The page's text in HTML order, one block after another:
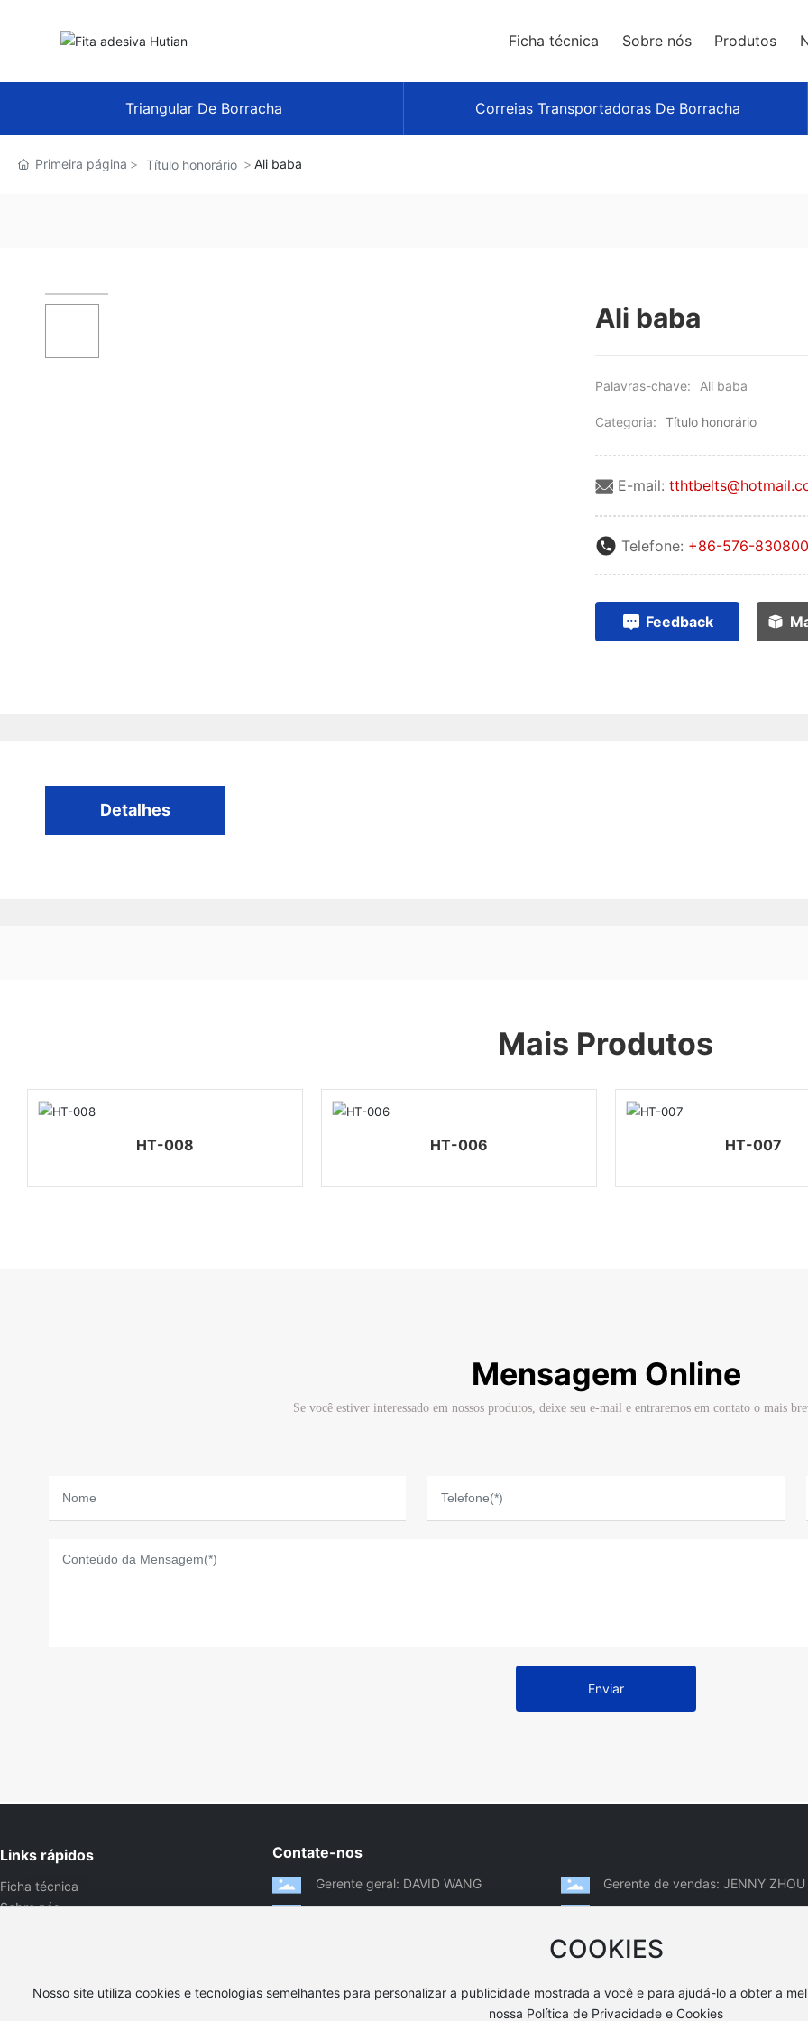
Ficha técnica Sobre nós Produtos
Triangular De Borracha Correias Transportadoras De Borracha
Primeira página Título honorário Ali baba
Ali baba
Palavras-chave: Ali baba
Categoria: Título honorário
E-mail:
Telefone: +86-576-
Feedback
Detalhes
Mais Produtos
HT-008 HT-006 HT-007
Mensagem Online
Se você estiver interessado em nossos produtos, deixe seu e-mail e entraremos em contato o mais
Enviar
Links rápidos
Ficha técnica
Sobre nós
Contate-nos
Gerente geral: DAVID WANG
Tel: 0086-576-83080001
Gerente de vendas: JENNY ZHOU
Tel: 0086-576-83080788
Email: jenny@hutian.com
COOKIES
Nosso site utiliza cookies e tecnologias semelhantes para personalizar a publicidade mostrada a você e para ajudá-lo a obter a
nossa Política de Privacidade e Cookies